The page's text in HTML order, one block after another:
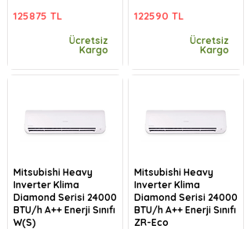
125875 TL
Ücretsiz
Kargo
Mitsubishi Heavy
Inverter Klima
Diamond Serisi 24000
BTU/h A++ Enerji Sınıfı
W(S)
122590 TL
Ücretsiz
Kargo
Mitsubishi Heavy
Inverter Klima
Diamond Serisi 24000
BTU/h A++ Enerji Sınıfı
ZR-Eco